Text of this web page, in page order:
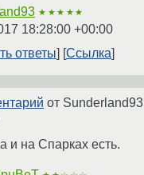
★★★★★
18:28:00 +00:00
ответы
Ссылка
от Sunderland93
и на Спарках есть.